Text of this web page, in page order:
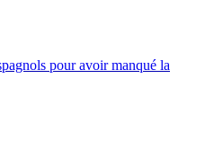
pour avoir manqué la